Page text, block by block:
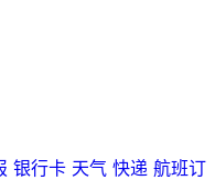
银行卡 天气 快递 航班订